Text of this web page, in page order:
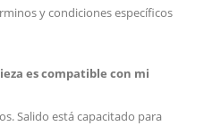
y condiciones específicos
es compatible con mi
Salido está capacitado para